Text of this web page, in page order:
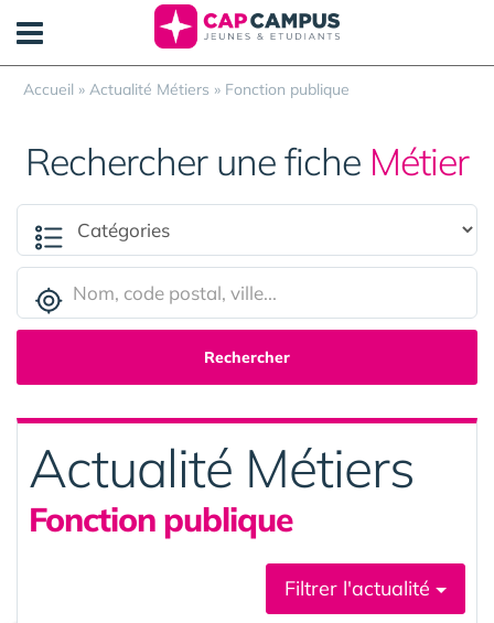
Accueil » Actualité Métiers » Fonction publique
Rechercher une fiche Métier
Rechercher
Actualité Métiers
Fonction publique
Filtrer l'actualité
Panneau de gestion des cookies